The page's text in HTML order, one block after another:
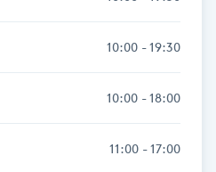
10:00 - 19:30
10:00 - 18:00
11:00 - 17:00